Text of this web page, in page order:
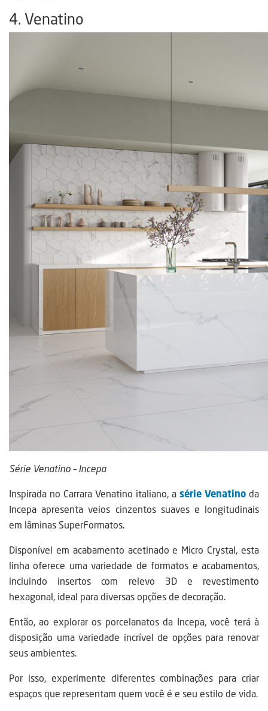
4. Venatino
Série Venatino – Incepa
Inspirada no Carrara Venatino italiano, a série Venatino da
Incepa apresenta veios cinzentos suaves e longitudinais
em lâminas SuperFormatos.
Disponível em acabamento acetinado e Micro Crystal, esta
linha oferece uma variedade de formatos e acabamentos,
incluindo insertos com relevo 3D e revestimento
hexagonal, ideal para diversas opções de decoração.
Então, ao explorar os porcelanatos da Incepa, você terá à
disposição uma variedade incrível de opções para renovar
seus ambientes.
Por isso, experimente diferentes combinações para criar
espaços que representam quem você é e seu estilo de vida.